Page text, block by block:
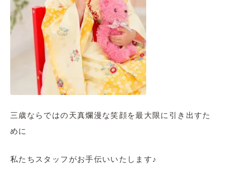
三歳ならではの天真爛漫な笑顔を最大限に引き出すた
めに
私たちスタッフがお手伝いいたします♪